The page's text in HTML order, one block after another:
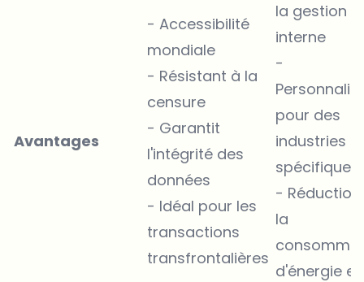
Avantages
- Accessibilité
mondiale
- Résistant à la
censure
- Garantit
l'intégrité des
données
- Idéal pour les
transactions
transfrontalières
la gestion
interne
-
pour des
industries
spécifiques
-
la
d'énergie et